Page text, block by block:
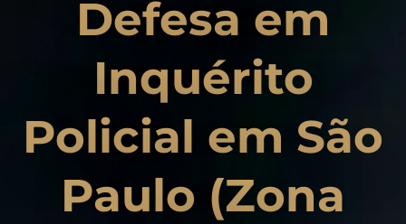
Defesa em
Inquérito
Policial em São
Paulo (Zona